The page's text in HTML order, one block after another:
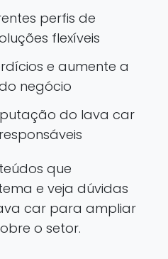
perfis de
flexíveis
e aumente a
negócio
do lava car
que
e veja dúvidas
car para ampliar
o setor.